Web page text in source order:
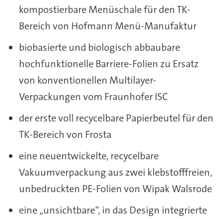
kompostierbare Menüschale für den TK-
Bereich von Hofmann Menü-Manufaktur
biobasierte und biologisch abbaubare
hochfunktionelle Barriere-Folien zu Ersatz
von konventionellen Multilayer-
Verpackungen vom Fraunhofer ISC
der erste voll recycelbare Papierbeutel für den
TK-Bereich von Frosta
eine neuentwickelte, recycelbare
Vakuumverpackung aus zwei klebstofffreien,
unbedruckten PE-Folien von Wipak Walsrode
eine „unsichtbare“, in das Design integrierte